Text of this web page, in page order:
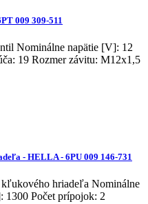
009 309-511
Nominálne napätie [V]: 12
19 Rozmer závitu: M12x1,5
- HELLA - 6PU 009 146-731
kľukového hriadeľa Nominálne
1300 Počet prípojok: 2